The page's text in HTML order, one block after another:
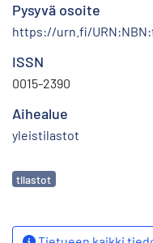
Pysyvä osoite
https://urn.fi/
ISSN
0015-2390
Aihealue
yleistilastot
Avainsanat
tilastot